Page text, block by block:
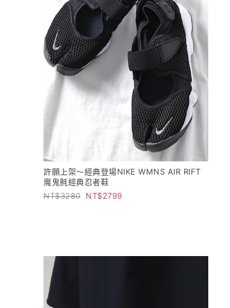
許願上架～經典登場NIKE WMNS AIR RIFT
魔鬼氈經典忍者鞋
3280
2799